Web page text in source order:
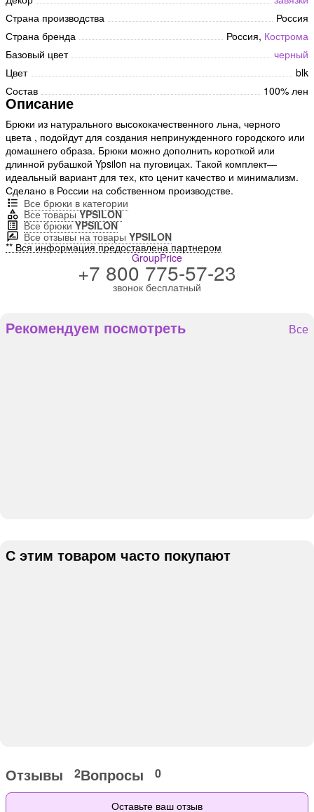
Страна производства
Россия
Страна бренда
Россия, Кострома
Базовый цвет
черный
Цвет
blk
Состав
100% лен
Описание
Брюки из натурального высококачественного льна, черного
цвета , подойдут для создания непринужденного городского или
домашнего образа. Брюки можно дополнить короткой или
длинной рубашкой Ypsilon на пуговицах. Такой комплект—
идеальный вариант для тех, кто ценит качество и минимализм.
Сделано в России на собственном производстве.
Все брюки в категории
Все товарыYPSILON
Все брюкиYPSILON
Все отзывы на товары YPSILON
** Вся информация предоставлена партнером
GroupPrice
+7 800 775-57-23
звонок бесплатный
Рекомендуем посмотреть Все
С этим товаром часто покупают
Отзывы 2Вопросы 0
Оставьте ваш отзыв